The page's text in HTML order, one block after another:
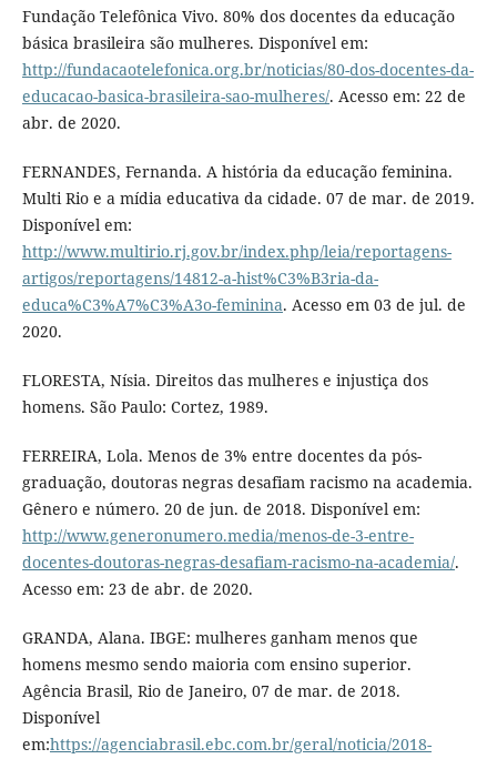
Fundação Telefônica Vivo. 80% dos docentes da educação
básica brasileira são mulheres. Disponível em:
http://fundacaotelefonica.org.br/noticias/80-dos-docentes-da-
educacao-basica-brasileira-sao-mulheres/. Acesso em: 22 de
abr. de 2020.
FERNANDES, Fernanda. A história da educação feminina.
Multi Rio e a mídia educativa da cidade. 07 de mar. de 2019.
Disponível em:
http://www.multirio.rj.gov.br/index.php/leia/reportagens-
artigos/reportagens/14812-a-hist%C3%B3ria-da-
educa%C3%A7%C3%A3o-feminina. Acesso em 03 de jul. de
2020.
FLORESTA, Nísia. Direitos das mulheres e injustiça dos
homens. São Paulo: Cortez, 1989.
FERREIRA, Lola. Menos de 3% entre docentes da pós-
graduação, doutoras negras desafiam racismo na academia.
Gênero e número. 20 de jun. de 2018. Disponível em:
http://www.generonumero.media/menos-de-3-entre-
docentes-doutoras-negras-desafiam-racismo-na-academia/.
Acesso em: 23 de abr. de 2020.
GRANDA, Alana. IBGE: mulheres ganham menos que
homens mesmo sendo maioria com ensino superior.
Agência Brasil, Rio de Janeiro, 07 de mar. de 2018.
Disponível
em:https://agenciabrasil.ebc.com.br/geral/noticia/2018-